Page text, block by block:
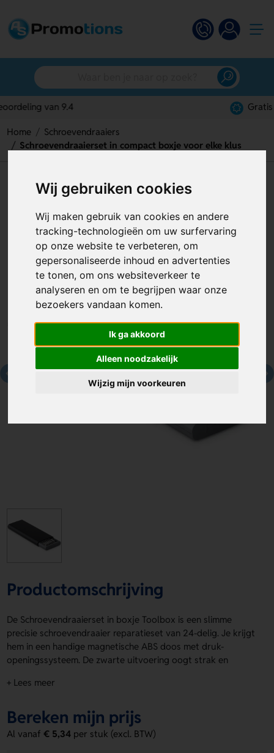
Wij gebruiken cookies
Wij maken gebruik van cookies en andere
tracking-technologieën om uw surfervaring
op onze website te verbeteren, om
gepersonaliseerde inhoud en advertenties
te tonen, om ons websiteverkeer te
analyseren en om te begrijpen waar onze
bezoekers vandaan komen.
Ik ga akkoord
Alleen noodzakelijk
Wijzig mijn voorkeuren
Home
Schroevendraaiers
Schroevendraaierset in compact boxje voor elke klus
Schroevendraaierset in
Artikelnummer:125231
Productomschrijving
De Schroevendraaierset in boxje Toolbox is een slimme
precisie schroevendraaier reparatieset van 24-delig. Je krijgt
hem in een handige magnetische ABS doos met druk-
openingssysteem. De zwarte uitvoering oogt strak en
fijn in de hand en is ideaal voor kleine reparaties. Dankzij de
logo, naam of eigen ontwerp toe. Bestel of vraag een prijs
op.
+ Lees meer
Bereken mijn prijs
Al vanaf€ 5,34 per stuk (excl. BTW)